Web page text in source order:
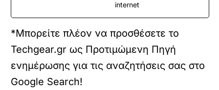
internet
*Μπορείτε πλέον να προσθέσετε το
Techgear.gr ως Προτιμώμενη Πηγή
ενημέρωσης για τις αναζητήσεις σας στο
Google Search!